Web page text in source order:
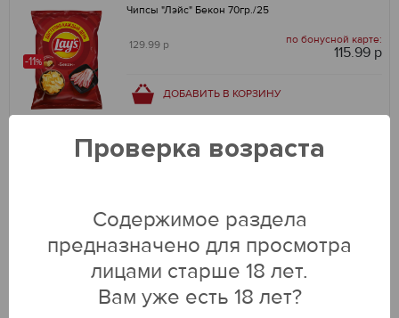
-11%
Чипсы "Лэйс" Бекон 70гр./25
129.99 р по бонусной карте:
115.99 р
ДОБАВИТЬ В КОРЗИНУ
ДОБАВИТЬ В КОРЗИНУ
Проверка возраста
Содержимое раздела
предназначено для просмотра
лицами старше 18 лет.
Вам уже есть 18 лет?